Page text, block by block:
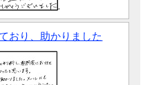
おり、助かりました